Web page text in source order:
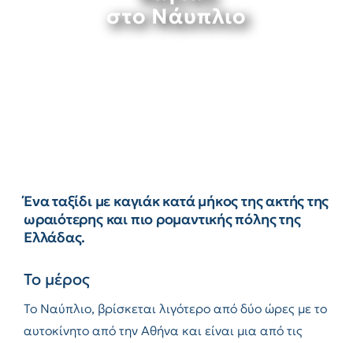
στο Νάυπλιο
Ένα ταξίδι με καγιάκ κατά μήκος της ακτής της
ωραιότερης και πιο ρομαντικής πόλης της
Ελλάδας.
Το μέρος
Το Ναύπλιο, βρίσκεται λιγότερο από δύο ώρες με το
αυτοκίνητο από την Αθήνα και είναι μια από τις